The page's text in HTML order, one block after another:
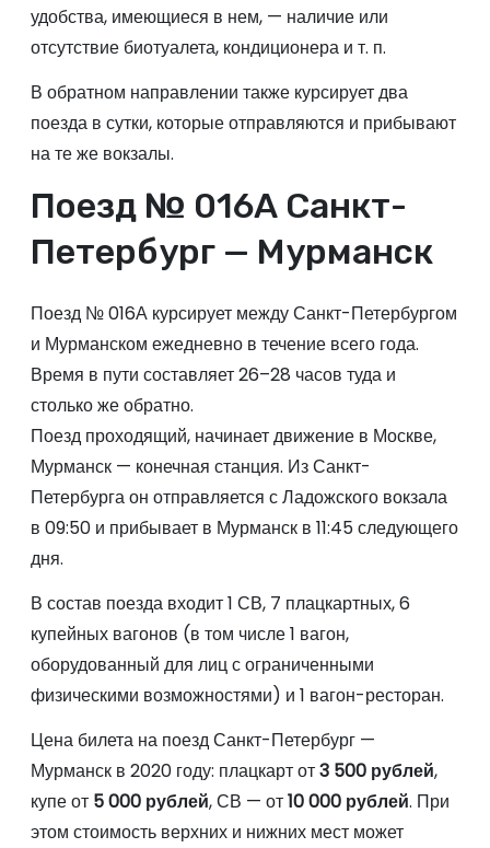
удобства, имеющиеся в нем, — наличие или
отсутствие биотуалета, кондиционера и т. п.
В обратном направлении также курсирует два
поезда в сутки, которые отправляются и прибывают
на те же вокзалы.
Поезд № 016А Санкт-
Петербург — Мурманск
Поезд № 016А курсирует между Санкт-Петербургом
и Мурманском ежедневно в течение всего года.
Время в пути составляет 26–28 часов туда и
столько же обратно.
Поезд проходящий, начинает движение в Москве,
Мурманск — конечная станция. Из Санкт-
Петербурга он отправляется с Ладожского вокзала
в 09:50 и прибывает в Мурманск в 11:45 следующего
дня.
В состав поезда входит 1 СВ, 7 плацкартных, 6
купейных вагонов (в том числе 1 вагон,
оборудованный для лиц с ограниченными
физическими возможностями) и 1 вагон-ресторан.
Цена билета на поезд Санкт-Петербург —
Мурманск в 2020 году: плацкарт от3 500 рублей,
купе от 5 000 рублей, СВ — от10 000 рублей. При
этом стоимость верхних и нижних мест может